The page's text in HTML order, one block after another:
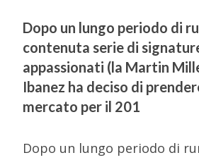
Dopo un lungo periodo di
contenuta serie di
appassionati (la Martin
Ibanez ha deciso di
mercato per il 201
Dopo un lungo periodo di